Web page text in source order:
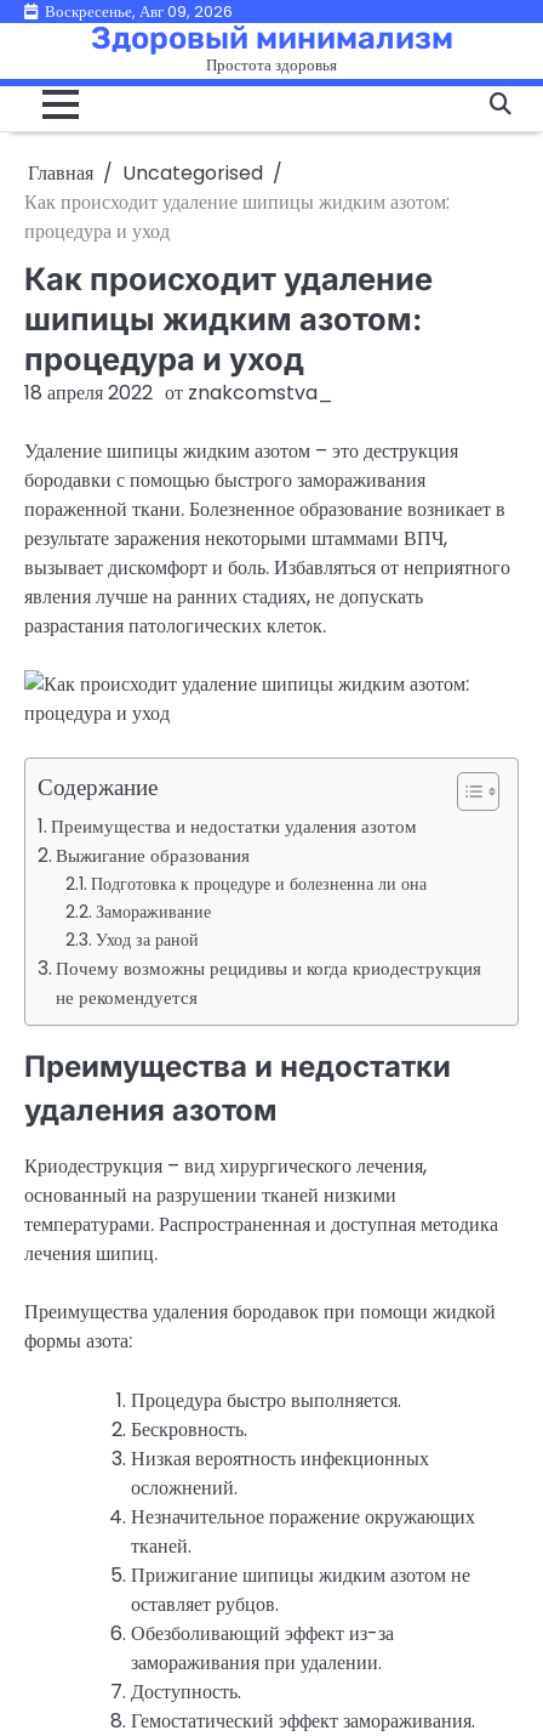
ПерейтиВоскресенье, Авг 09, 2026
Здоровый минимализм
Простота здоровья
Главная
Uncategorised
Как происходит удаление шипицы жидким азотом:
процедура и уход
Как происходит удаление
шипицы жидким азотом:
процедура и уход
18 апреля 2022 от znakcomstva_
Удаление шипицы жидким азотом – это деструкция
бородавки с помощью быстрого замораживания
пораженной ткани. Болезненное образование возникает в
результате заражения некоторыми штаммами ВПЧ,
вызывает дискомфорт и боль. Избавляться от неприятного
явления лучше на ранних стадиях, не допускать
разрастания патологических клеток.
Содержание
Преимущества и недостатки удаления азотом
Выжигание образования
Подготовка к процедуре и болезненна ли она
Замораживание
Уход за раной
Почему возможны рецидивы и когда криодеструкция
не рекомендуется
Преимущества и недостатки
удаления азотом
Криодеструкция – вид хирургического лечения,
основанный на разрушении тканей низкими
температурами. Распространенная и доступная методика
лечения шипиц.
Преимущества удаления бородавок при помощи жидкой
формы азота:
Процедура быстро выполняется.
Бескровность.
Низкая вероятность инфекционных
осложнений.
Незначительное поражение окружающих
тканей.
Прижигание шипицы жидким азотом не
оставляет рубцов.
Обезболивающий эффект из-за
замораживания при удалении.
Доступность.
Гемостатический эффект замораживания.